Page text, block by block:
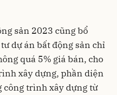
sản 2023 cũng bổ
dự án bất động sản chỉ
quá 5% giá bán, cho
xây dựng, phần diện
công trình xây dựng từ